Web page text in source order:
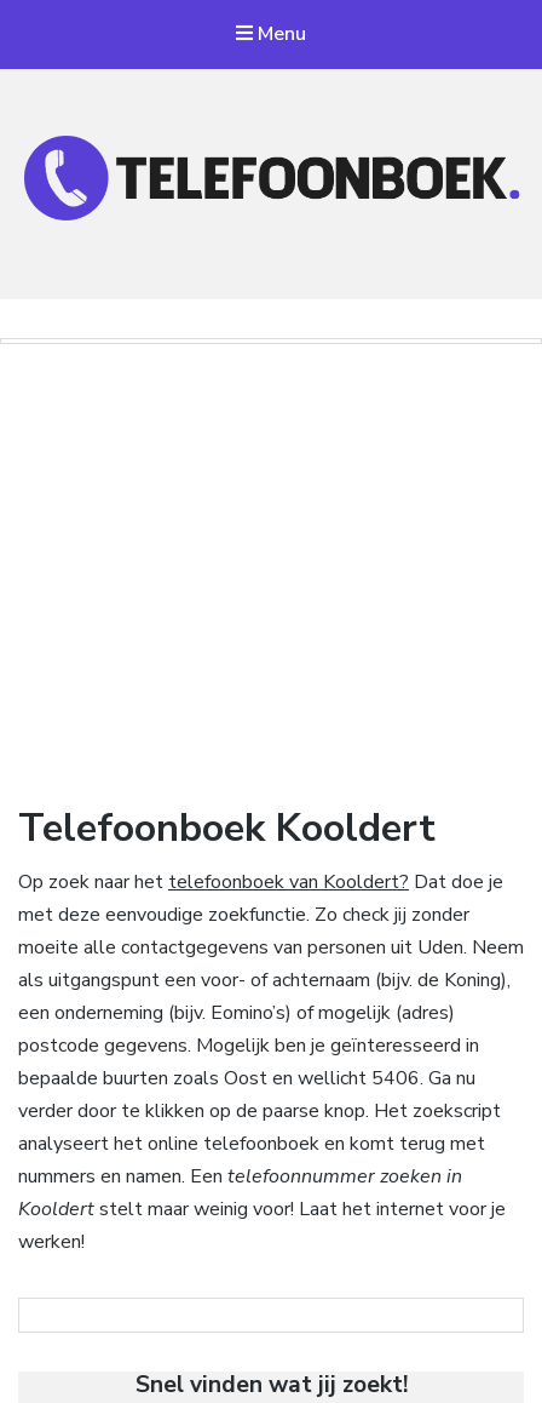
Menu
Telefoonboek Kooldert
Op zoek naar het telefoonboek van Kooldert? Dat doe je
met deze eenvoudige zoekfunctie. Zo check jij zonder
moeite alle contactgegevens van personen uit Uden. Neem
als uitgangspunt een voor- of achternaam (bijv. de Koning),
een onderneming (bijv. Eomino’s) of mogelijk (adres)
postcode gegevens. Mogelijk ben je geïnteresseerd in
bepaalde buurten zoals Oost en wellicht 5406. Ga nu
verder door te klikken op de paarse knop. Het zoekscript
analyseert het online telefoonboek en komt terug met
nummers en namen. Een telefoonnummer zoeken in
Kooldertstelt maar weinig voor! Laat het internet voor je
werken!
Snel vinden wat jij zoekt!